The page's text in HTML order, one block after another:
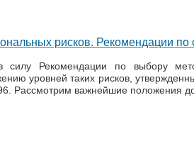
рисков. Рекомендации по
Рекомендации по выбору
уровней таких рисков,
Рассмотрим важнейшие положения